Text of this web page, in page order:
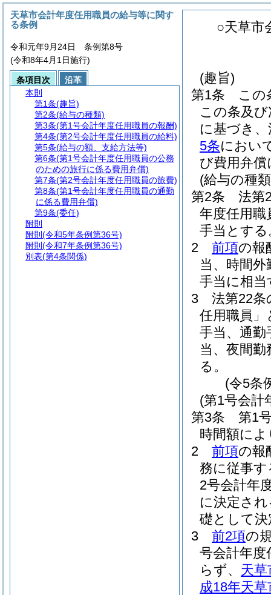
○天草市
(趣旨)
第1条
この
この条及
に基づき
5条におい
び費用弁
(給与の種
第2条
法第
年度任用職
手当とする
2
前項の報
当、時間
手当に相
3
法第22条
任用職員」
手当、通勤
当、夜間
る。
(令5条
(第1号会計
第3条
第1
時間額に
2
前項の報
務に従事
2号会計年
に決定さ
礎として
3
前2項の
号会計年
らず、 天
成18年天
天草市会計年度任用職員の給与等に関す
る条例
令和元年9月24日 条例第8号
(令和8年4月1日施行)
条項目次
沿革
本則
第1条(趣旨)
第2条(給与の種類)
第3条(第1号会計年度任用職員の報酬)
第4条(第2号会計年度任用職員の給料)
第5条(給与の額、支給方法等)
第6条(第1号会計年度任用職員の公務
のための旅行に係る費用弁償)
第7条(第2号会計年度任用職員の旅費)
第8条(第1号会計年度任用職員の通勤
に係る費用弁償)
第9条(委任)
附則
附則 (令和5年条例第36号)
附則 (令和7年条例第36号)
別表(第4条関係)